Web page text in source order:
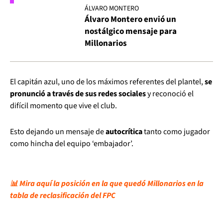
ÁLVARO MONTERO
Álvaro Montero envió un
nostálgico mensaje para
Millonarios
El capitán azul, uno de los máximos referentes del plantel,se
pronunció a través de sus redes socialesy reconoció el
difícil momento que vive el club.
Esto dejando un mensaje deautocríticatanto como jugador
como hincha del equipo ‘embajador’.
📊 Mira aquí la posición en la que quedó Millonarios en la
tabla de reclasificación del FPC